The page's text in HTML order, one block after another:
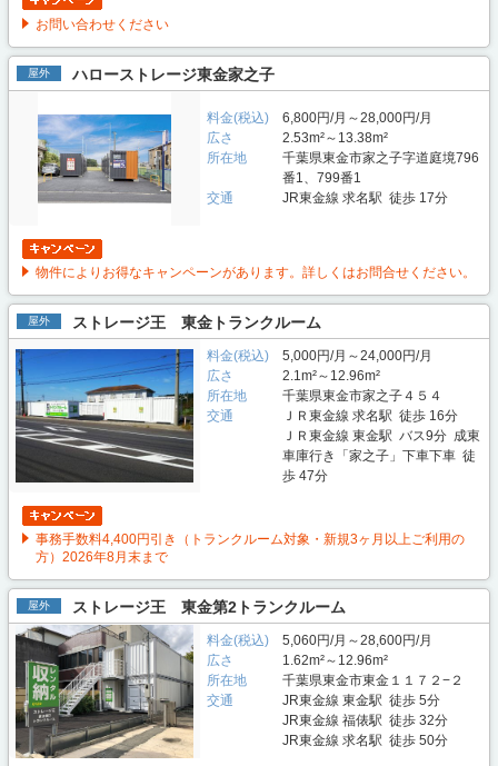
お問い合わせください
屋外 ハローストレージ東金家之子
料金(税込)
6,800円/月～28,000円/月
広さ
2.53m²～13.38m²
所在地
千葉県東金市家之子字道庭境796
番1、799番1
交通
JR東金線 求名駅 徒歩 17分
物件によりお得なキャンペーンがあります。詳しくはお問合せください。
屋外 ストレージ王 東金トランクルーム
料金(税込)
5,000円/月～24,000円/月
広さ
2.1m²～12.96m²
所在地
千葉県東金市家之子４５４
交通
ＪＲ東金線 求名駅 徒歩 16分
ＪＲ東金線 東金駅 バス9分 成東
車庫行き「家之子」下車下車 徒
歩 47分
事務手数料4,400円引き（トランクルーム対象・新規3ヶ月以上ご利用の
方）2026年8月末まで
屋外 ストレージ王 東金第2トランクルーム
料金(税込)
5,060円/月～28,600円/月
広さ
1.62m²～12.96m²
所在地
千葉県東金市東金１１７２−２
交通
JR東金線 東金駅 徒歩 5分
JR東金線 福俵駅 徒歩 32分
JR東金線 求名駅 徒歩 50分